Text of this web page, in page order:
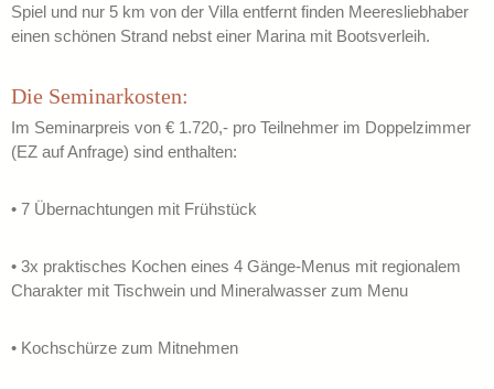
Spiel und nur 5 km von der Villa entfernt finden Meeresliebhaber
einen schönen Strand nebst einer Marina mit Bootsverleih.
Die Seminarkosten:
Im Seminarpreis von € 1.720,- pro Teilnehmer im Doppelzimmer
(EZ auf Anfrage) sind enthalten:
• 7 Übernachtungen mit Frühstück
• 3x praktisches Kochen eines 4 Gänge-Menus mit regionalem
Charakter mit Tischwein und Mineralwasser zum Menu
• Kochschürze zum Mitnehmen